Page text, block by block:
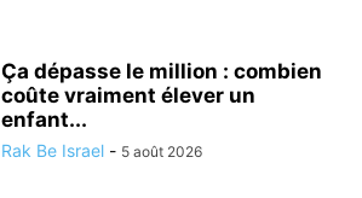
Ça dépasse le million : combien
coûte vraiment élever un
enfant...
Rak Be Israel - 5 août 2026